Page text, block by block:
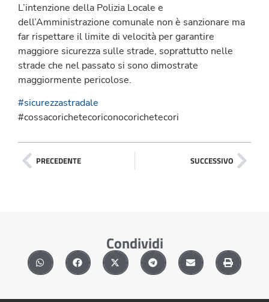
L’intenzione della Polizia Locale e
dell’Amministrazione comunale non è sanzionare ma
far rispettare il limite di velocità per garantire
maggiore sicurezza sulle strade, soprattutto nelle
strade che nel passato si sono dimostrate
maggiormente pericolose.
#sicurezzastradale
#cossacorichetecoriconocorichetecori
PRECEDENTE SUCCESSIVO
Condividi